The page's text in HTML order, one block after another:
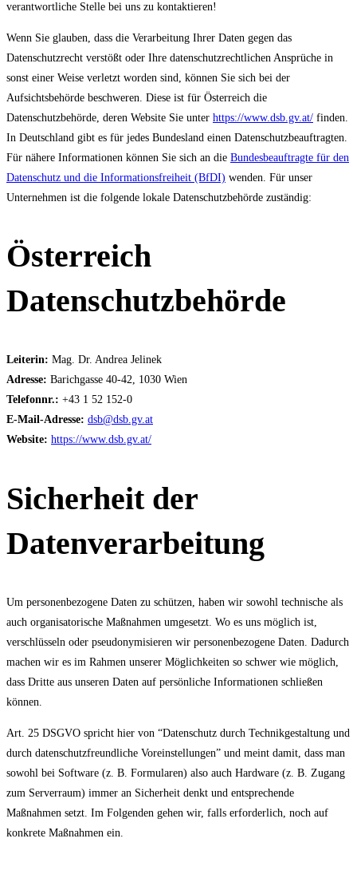
verantwortliche Stelle bei uns zu kontaktieren!
Wenn Sie glauben, dass die Verarbeitung Ihrer Daten gegen das
Datenschutzrecht verstößt oder Ihre datenschutzrechtlichen Ansprüche in
sonst einer Weise verletzt worden sind, können Sie sich bei der
Aufsichtsbehörde beschweren. Diese ist für Österreich die
Datenschutzbehörde, deren Website Sie unter https://www.dsb.gv.at/ finden.
In Deutschland gibt es für jedes Bundesland einen Datenschutzbeauftragten.
Für nähere Informationen können Sie sich an die Bundesbeauftragte für den
Datenschutz und die Informationsfreiheit (BfDI) wenden. Für unser
Unternehmen ist die folgende lokale Datenschutzbehörde zuständig:
Österreich
Datenschutzbehörde
Leiterin: Mag. Dr. Andrea Jelinek
Adresse: Barichgasse 40-42, 1030 Wien
Telefonnr.: +43 1 52 152-0
E-Mail-Adresse: dsb@dsb.gv.at
Website: https://www.dsb.gv.at/
Sicherheit der
Datenverarbeitung
Um personenbezogene Daten zu schützen, haben wir sowohl technische als
auch organisatorische Maßnahmen umgesetzt. Wo es uns möglich ist,
verschlüsseln oder pseudonymisieren wir personenbezogene Daten. Dadurch
machen wir es im Rahmen unserer Möglichkeiten so schwer wie möglich,
dass Dritte aus unseren Daten auf persönliche Informationen schließen
können.
Art. 25 DSGVO spricht hier von “Datenschutz durch Technikgestaltung und
durch datenschutzfreundliche Voreinstellungen” und meint damit, dass man
sowohl bei Software (z. B. Formularen) also auch Hardware (z. B. Zugang
zum Serverraum) immer an Sicherheit denkt und entsprechende
Maßnahmen setzt. Im Folgenden gehen wir, falls erforderlich, noch auf
konkrete Maßnahmen ein.